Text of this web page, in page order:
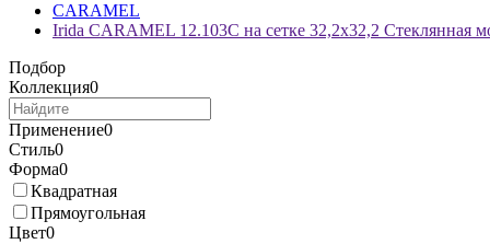
CARAMEL
Irida CARAMEL 12.103C на сетке 32,2x32,2 Стеклянная
Подбор
Коллекция0
Применение0
Стиль0
Форма0
Квадратная
Прямоугольная
Цвет0